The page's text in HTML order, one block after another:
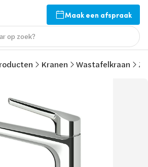
Maak een afspraak
op zoek?
Kranen Wastafelkraan